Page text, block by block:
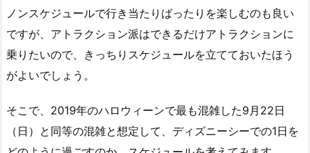
ノンスケジュールで行き当たりばったりを楽しむのも良い
ですが、アトラクション派はできるだけアトラクションに
乗りたいので、きっちりスケジュールを立てておいたほう
がよいでしょう。
そこで、2019年のハロウィーンで最も混雑した9月22日
（日）と同等の混雑と想定して、ディズニーシーでの1日を